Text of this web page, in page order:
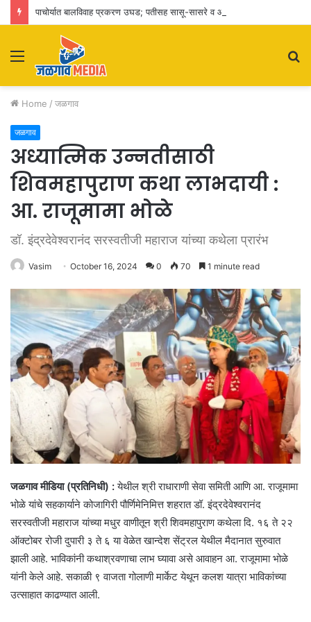
Menu
Home / जळगाव
जळगाव
अध्यात्मिक उन्नतीसाठी
शिवमहापुराण कथा लाभदायी :
आ. राजूमामा भोळे
डॉ. इंद्रदेवेश्वरानंद सरस्वतीजी महाराज यांच्या कथेला प्रारंभ
Vasim October 16, 2024 0 70 1 minute read
जळगाव मीडिया (प्रतिनिधी) :येथील श्री राधाराणी सेवा समिती आणि आ. राजूमामा
भोळे यांचे सहकार्याने कोजागिरी पौर्णिमेनिमित्त शहरात डॉ. इंद्रदेवेश्वरानंद
सरस्वतीजी महाराज यांच्या मधुर वाणीतून श्री शिवमहापुराण कथेला दि. १६ ते २२
ऑक्टोबर रोजी दुपारी ३ ते ६ या वेळेत खान्देश सेंट्रल येथील मैदानात सुरुवात
झाली आहे. भाविकांनी कथाश्रवणाचा लाभ घ्यावा असे आवाहन आ. राजूमामा भोळे
यांनी केले आहे. सकाळी ९ वाजता गोलाणी मार्केट येथून कलश यात्रा भाविकांच्या
उत्साहात काढण्यात आली.